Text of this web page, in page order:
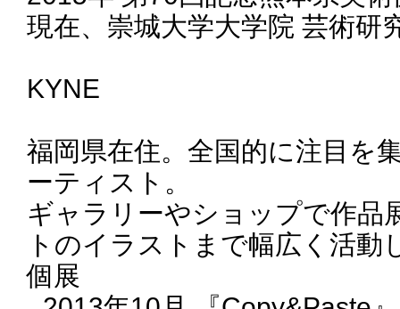
現在、崇城大学大学院 芸術研
KYNE
福岡県在住。全国的に注目を
ーティスト。
ギャラリーやショップで作品
トのイラストまで幅広く活動
個展